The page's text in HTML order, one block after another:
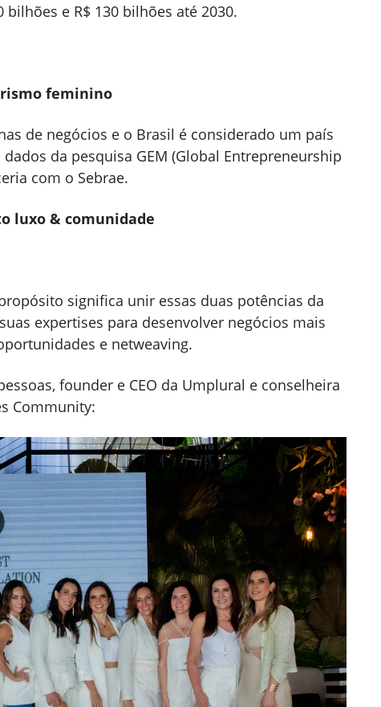
e R$ 130 bilhões até 2030.
feminino
de negócios e o Brasil é considerado um país
da pesquisa GEM (Global Entrepreneurship
com o Sebrae.
luxo & comunidade
significa unir essas duas potências da
expertises para desenvolver negócios mais
e netweaving.
founder e CEO da Umplural e conselheira
Community: